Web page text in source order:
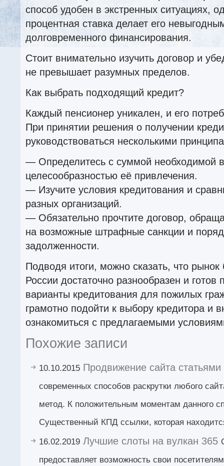
способ удобен в экстренных ситуациях,
процентная ставка делает его
долговременного финансирования.
Стоит внимательно изучить договор и
не превышает разумных пределов.
Как выбрать подходящий кредит?
Каждый пенсионер уникален, и его
При принятии решения о получении
руководствоваться несколькими
— Определитесь с суммой необходимой
целесообразностью её привлечения.
— Изучите условия кредитования и
разных организаций.
— Обязательно прочтите договор,
на возможные штрафные санкции и
задолженности.
Подводя итоги, можно сказать, что рынок
России достаточно разнообразен и
варианты кредитования для пожилых
грамотно подойти к выбору кредитора и
ознакомиться с предлагаемыми
Похожие записи
10.10.2015 Продвижение сайта статьями
современных способов раскрутки любого
метод. К положительным моментам данного
Существенный КПД ссылки, которая
16.02.2019 Лучшие слоты на вулкан 365
предоставляет возможность свои